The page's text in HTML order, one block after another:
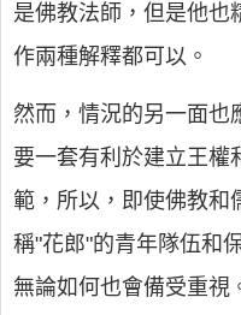
是佛教法師，但是他也
作兩種解釋都可以。
然而，情況的另一面也
要一套有利於建立王權
範，所以，即使佛教和
稱"花郎"的青年隊伍和
無論如何也會備受重視